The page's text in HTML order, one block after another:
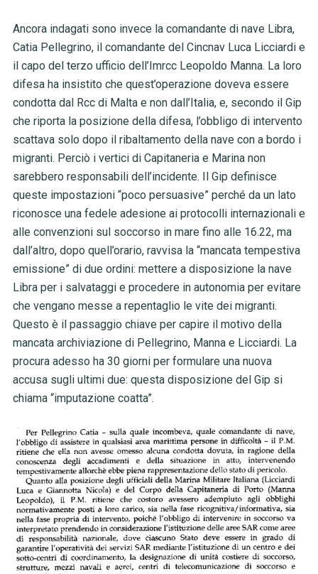
Ancora indagati sono invece la comandante di nave Libra,
Catia Pellegrino, il comandante del Cincnav Luca Licciardi e
il capo del terzo ufficio dell’Imrcc Leopoldo Manna. La loro
difesa ha insistito che quest’operazione doveva essere
condotta dal Rcc di Malta e non dall’Italia, e, secondo il Gip
che riporta la posizione della difesa, l’obbligo di intervento
scattava solo dopo il ribaltamento della nave con a bordo i
migranti. Perciò i vertici di Capitaneria e Marina non
sarebbero responsabili dell’incidente. Il Gip definisce
queste impostazioni “poco persuasive” perché da un lato
riconosce una fedele adesione ai protocolli internazionali e
alle convenzioni sul soccorso in mare fino alle 16.22, ma
dall’altro, dopo quell’orario, ravvisa la “mancata tempestiva
emissione” di due ordini: mettere a disposizione la nave
Libra per i salvataggi e procedere in autonomia per evitare
che vengano messe a repentaglio le vite dei migranti.
Questo è il passaggio chiave per capire il motivo della
mancata archiviazione di Pellegrino, Manna e Licciardi. La
procura adesso ha 30 giorni per formulare una nuova
accusa sugli ultimi due: questa disposizione del Gip si
chiama “imputazione coatta”.